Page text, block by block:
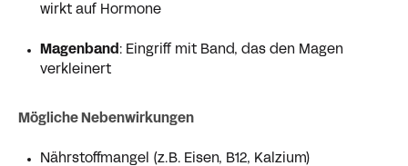
wirkt auf Hormone
Magenband : Eingriff mit Band, das den Magen
verkleinert
Mögliche Nebenwirkungen
Nährstoffmangel (z. B. Eisen, B12, Kalzium)